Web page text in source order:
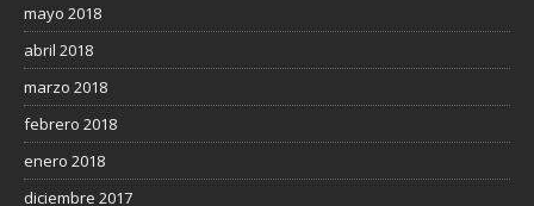
mayo 2018
abril 2018
marzo 2018
febrero 2018
enero 2018
diciembre 2017